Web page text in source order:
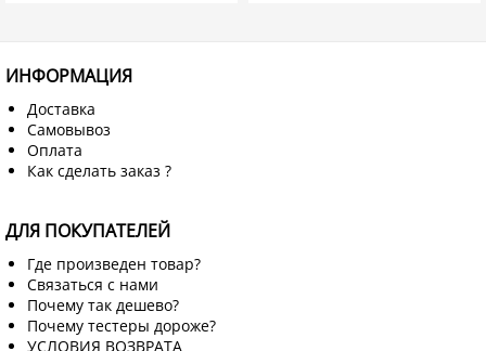
ИНФОРМАЦИЯ
Доставка
Самовывоз
Оплата
Как сделать заказ ?
ДЛЯ ПОКУПАТЕЛЕЙ
Где произведен товар?
Связаться с нами
Почему так дешево?
Почему тестеры дороже?
УСЛОВИЯ ВОЗВРАТА